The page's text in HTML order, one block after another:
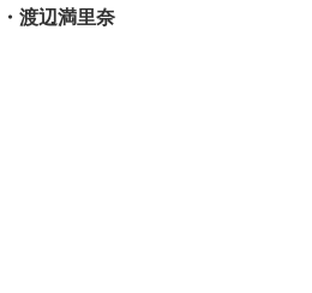
・渡辺満里奈